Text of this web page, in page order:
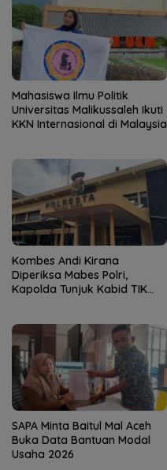
Mahasiswa Ilmu Politik
Universitas Malikussaleh Ikuti
KKN Internasional di Malaysia
Kombes Andi Kirana
Diperiksa Mabes Polri,
Kapolda Tunjuk Kabid TIK
SAPA Minta Baitul Mal Aceh
Buka Data Bantuan Modal
Usaha 2026